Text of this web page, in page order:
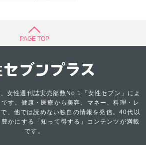
PAGE TOP
女性週刊誌実売部数No.1「女性セブン」によ
す。健康・医療から美容、マネー、料理・レ
、他では読めない独自の情報を発信。40代以
かにする「知って得する」コンテンツが満載
です。